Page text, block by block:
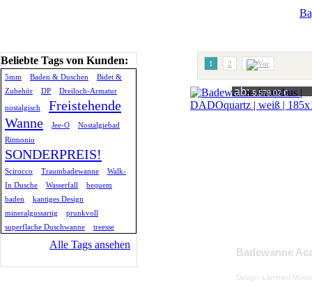
1 2
ab: 5.579,02 €
Badewanne
Design: Lammert
Beliebte Tags von Kunden:
5mm Baden & Duschen
Bidet &
Zubehör
DP Dreiloch-Armatur
nostalgisch
Freistehende
Wanne
Jee-O
Nostalgiebad
Ritmonio
SONDERPREIS!
Scirocco Traumbadewanne
Walk-
In Dusche
Wasserfall
bequem
baden
kantiges Design
mineralgussartig
prunkvoll
superflache Duschwanne
treesse
Alle Tags ansehen